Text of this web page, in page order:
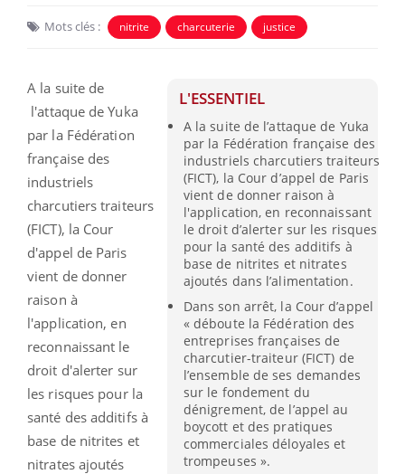
Mots clés : nitrite charcuterie justice
L'ESSENTIEL
A la suite de l’attaque de Yuka
par la Fédération française des
industriels charcutiers traiteurs
(FICT), la Cour d’appel de Paris
vient de donner raison à
l'application, en reconnaissant
le droit d’alerter sur les risques
pour la santé des additifs à
base de nitrites et nitrates
ajoutés dans l’alimentation.
Dans son arrêt, la Cour d’appel
« déboute la Fédération des
entreprises françaises de
charcutier-traiteur (FICT) de
l’ensemble de ses demandes
sur le fondement du
dénigrement, de l’appel au
boycott et des pratiques
commerciales déloyales et
trompeuses ».
A la suite de
l'attaque de Yuka
par la Fédération
française des
industriels
charcutiers traiteurs
(FICT), la Cour
d'appel de Paris
vient de donner
raison à
l'application, en
reconnaissant le
droit d'alerter sur
les risques pour la
santé des additifs à
base de nitrites et
nitrates ajoutés